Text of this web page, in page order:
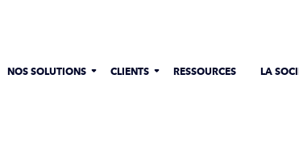
NOS SOLUTIONS CLIENTS RESSOURCES LA